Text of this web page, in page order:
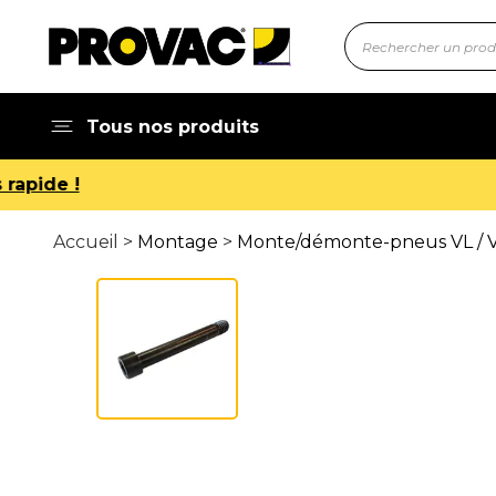
Tous nos produits
Accueil > Montage > Monte/démonte-pneus VL /